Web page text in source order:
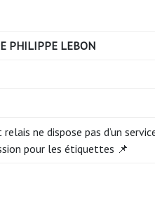
PHILIPPE LEBON
relais ne dispose pas d’un
pour les étiquettes 📌